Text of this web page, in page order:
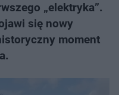
„elektryka”.
się nowy
moment